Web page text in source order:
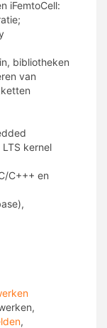
iFemtoCell:
bibliotheken
van
kernel
C+++ en
,